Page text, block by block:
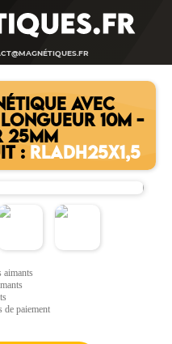
AVEC
10M -
25MM
: RLADH25X1,5
aimants
de paiement